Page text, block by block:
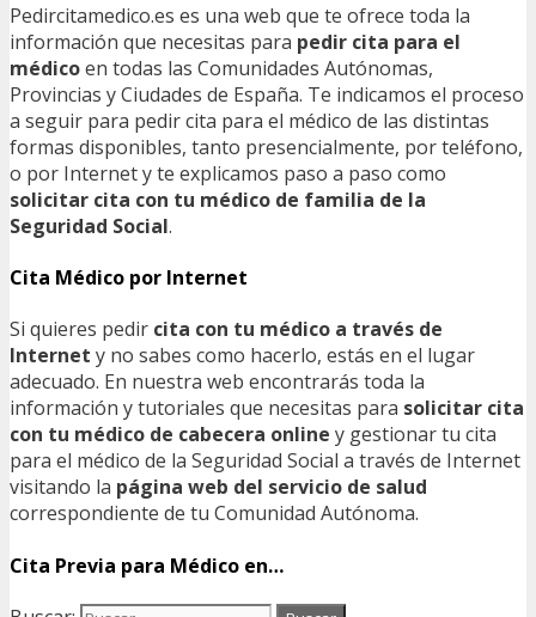
Pedircitamedico.es es una web que te ofrece toda la
información que necesitas para pedir cita para el
médicoen todas las Comunidades Autónomas,
Provincias y Ciudades de España. Te indicamos el proceso
a seguir para pedir cita para el médico de las distintas
formas disponibles, tanto presencialmente, por teléfono,
o por Internet y te explicamos paso a paso como
solicitar cita con tu médico de familia de la
Seguridad Social.
Cita Médico por Internet
Si quieres pedir cita con tu médico a través de
Internet y no sabes como hacerlo, estás en el lugar
adecuado. En nuestra web encontrarás toda la
información y tutoriales que necesitas para solicitar cita
con tu médico de cabecera online y gestionar tu cita
para el médico de la Seguridad Social a través de Internet
visitando la página web del servicio de salud
correspondiente de tu Comunidad Autónoma.
Cita Previa para Médico en…